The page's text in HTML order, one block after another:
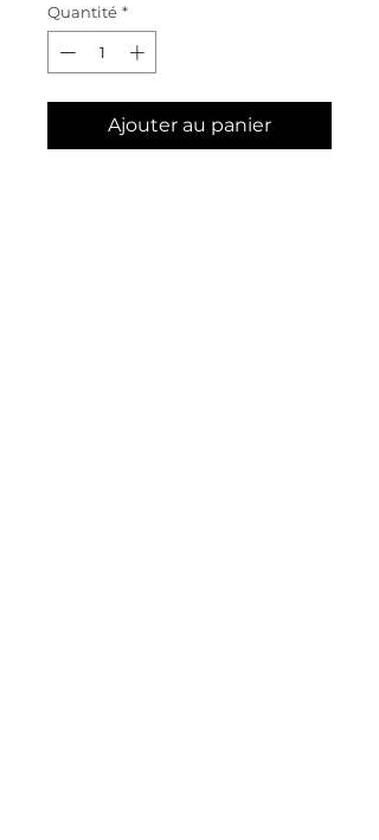
Quantité *
Ajouter au panier